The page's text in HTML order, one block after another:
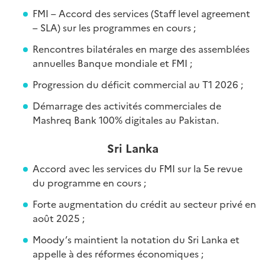
FMI – Accord des services (Staff level agreement
– SLA) sur les programmes en cours ;
Rencontres bilatérales en marge des assemblées
annuelles Banque mondiale et FMI ;
Progression du déficit commercial au T1 2026 ;
Démarrage des activités commerciales de
Mashreq Bank 100% digitales au Pakistan.
Sri Lanka
Accord avec les services du FMI sur la 5e revue
du programme en cours ;
Forte augmentation du crédit au secteur privé en
août 2025 ;
Moody’s maintient la notation du Sri Lanka et
appelle à des réformes économiques ;